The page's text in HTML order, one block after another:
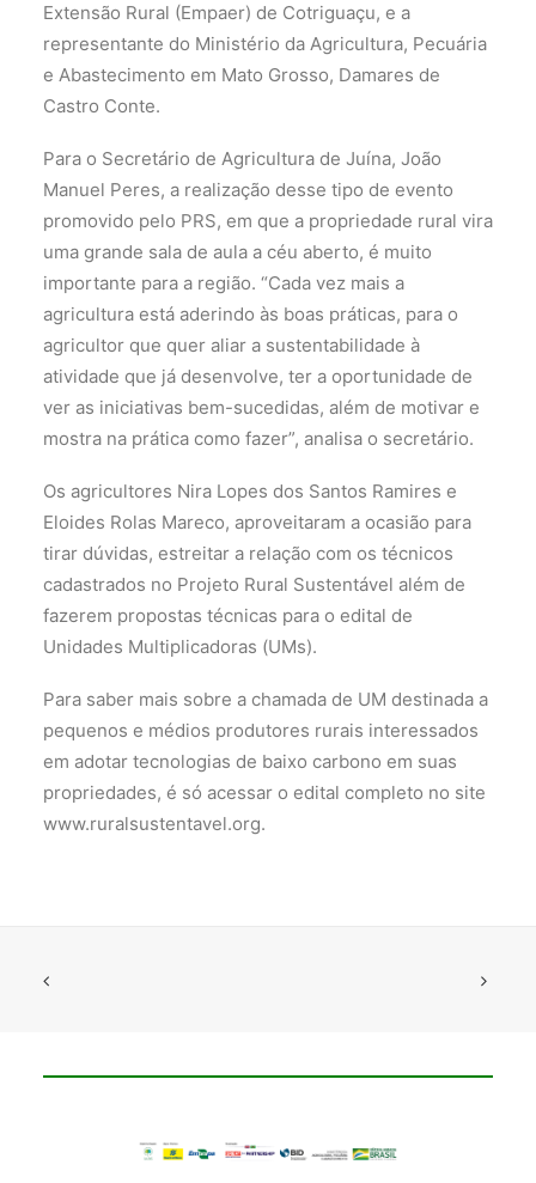
Extensão Rural (Empaer) de Cotriguaçu, e a
representante do Ministério da Agricultura, Pecuária
e Abastecimento em Mato Grosso, Damares de
Castro Conte.
Para o Secretário de Agricultura de Juína, João
Manuel Peres, a realização desse tipo de evento
promovido pelo PRS, em que a propriedade rural vira
uma grande sala de aula a céu aberto, é muito
importante para a região. “Cada vez mais a
agricultura está aderindo às boas práticas, para o
agricultor que quer aliar a sustentabilidade à
atividade que já desenvolve, ter a oportunidade de
ver as iniciativas bem-sucedidas, além de motivar e
mostra na prática como fazer”, analisa o secretário.
Os agricultores Nira Lopes dos Santos Ramires e
Eloides Rolas Mareco, aproveitaram a ocasião para
tirar dúvidas, estreitar a relação com os técnicos
cadastrados no Projeto Rural Sustentável além de
fazerem propostas técnicas para o edital de
Unidades Multiplicadoras (UMs).
Para saber mais sobre a chamada de UM destinada a
pequenos e médios produtores rurais interessados
em adotar tecnologias de baixo carbono em suas
propriedades, é só acessar o edital completo no site
www.ruralsustentavel.org.